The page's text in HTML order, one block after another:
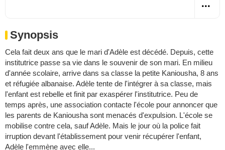
Synopsis
Cela fait deux ans que le mari d'Adèle est décédé. Depuis, cette
institutrice passe sa vie dans le souvenir de son mari. En milieu
d'année scolaire, arrive dans sa classe la petite Kaniousha, 8 ans
et réfugiée albanaise. Adèle tente de l'intégrer à sa classe, mais
l'enfant est rebelle et finit par exaspérer l'institutrice. Peu de
temps après, une association contacte l'école pour annoncer que
les parents de Kaniousha sont menacés d'expulsion. L'école se
mobilise contre cela, sauf Adèle. Mais le jour où la police fait
irruption devant l'établissement pour venir récupérer l'enfant,
Adèle l'emmène avec elle...